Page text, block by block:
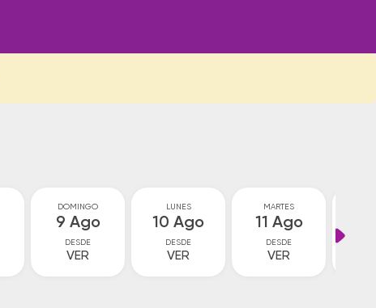
DOMINGO
9 Ago
DESDE
VER
LUNES
10 Ago
DESDE
VER
MARTES
11 Ago
DESDE
VER